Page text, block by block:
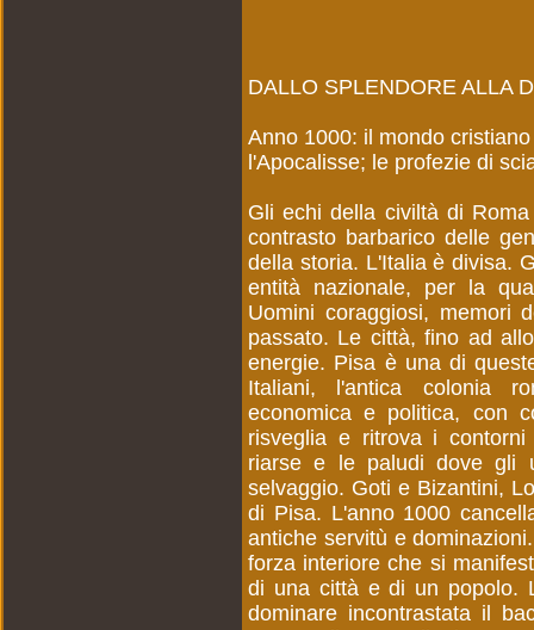
DALLO SPLENDORE ALLA
Anno 1000: il mondo
l'Apocalisse; le profezie di
Gli echi della civiltà di
contrasto barbarico delle
della storia. L'Italia è divisa.
entità nazionale, per la
Uomini coraggiosi, memori
passato. Le città, fino ad
energie. Pisa è una di
Italiani, l'antica colonia
economica e politica, con
risveglia e ritrova i
riarse e le paludi dove gli
selvaggio. Goti e Bizantini,
di Pisa. L'anno 1000
antiche servitù e
forza interiore che si
di una città e di un popolo.
dominare incontrastata il